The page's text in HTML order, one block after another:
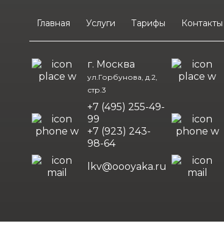
Главная Услуги Тарифы Контакты
г. Москва
ул.Горбунова, д.2,
стр.3
+7 (495) 255-49-
99
+7 (923) 243-
98-64
lkv@oooyaka.ru